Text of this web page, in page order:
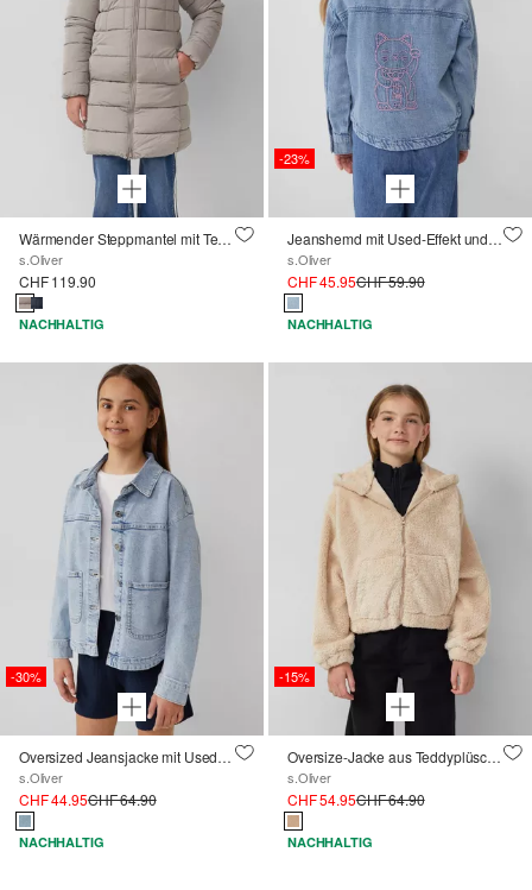
Wärmender Steppmantel mit Teddyplüsch-Futter
s.Oliver
CHF 119.90
NACHHALTIG
-23%
Jeanshemd mit Used-Effekt und Stickerei
s.Oliver
CHF 45.95CHF 59.90
NACHHALTIG
-30%
Oversized Jeansjacke mit Used-Effekt
s.Oliver
CHF 44.95CHF 64.90
NACHHALTIG
-15%
Oversize-Jacke aus Teddyplüsch mit Kapuze
s.Oliver
CHF 54.95CHF 64.90
NACHHALTIG